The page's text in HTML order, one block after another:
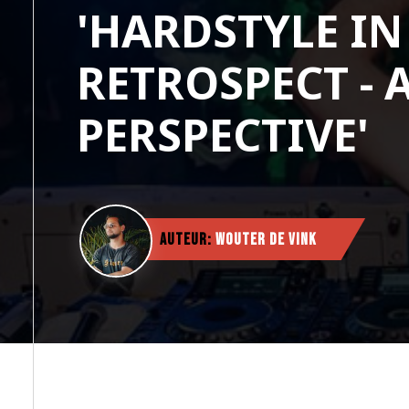
'HARDSTYLE IN
RETROSPECT -
PERSPECTIVE'
Auteur: Wouter de Vink